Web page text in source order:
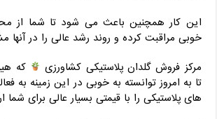
این کار همچنین باعث می شود تا شما از
خوبی مراقبت کرده و روند رشد عالی را در آنها
مرکز فروش گلدان پلاستیکی کشاورزی
که
تا به امروز توانسته به خوبی در این زمینه به
های پلاستیکی را با قیمتی بسیار عالی برای شما